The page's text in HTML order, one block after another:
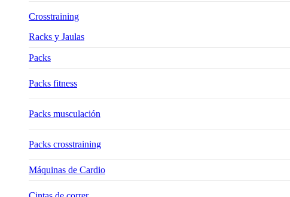
Crosstraining
Racks y Jaulas
Packs
Packs fitness
Packs musculación
Packs crosstraining
Máquinas de Cardio